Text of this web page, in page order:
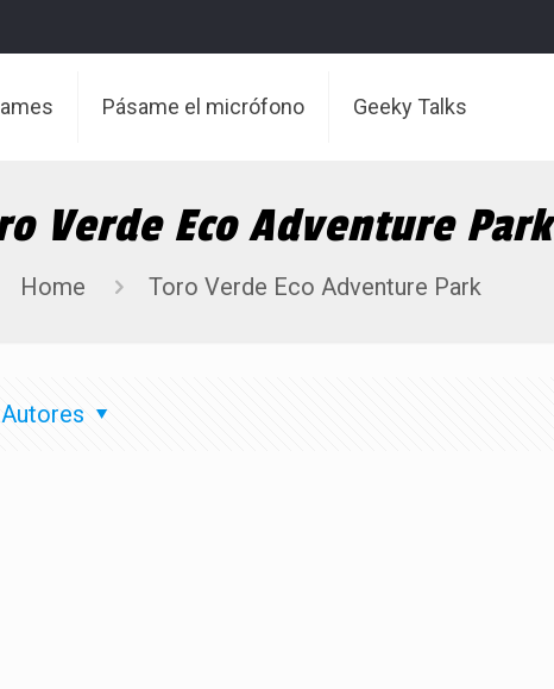
Pásame el micrófono Geeky Talks
Verde Eco Adventure Park
Home Toro Verde Eco Adventure Park
Autores